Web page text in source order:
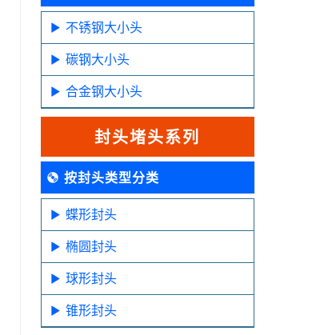
不锈钢大小头
碳钢大小头
合金钢大小头
封头堵头系列
按封头类型分类
蝶形封头
椭圆封头
球形封头
锥形封头